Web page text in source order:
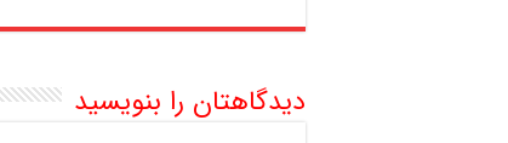
دیدگاهتان را بنویسید